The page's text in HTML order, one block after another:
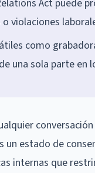
Act puede
violaciones
como
una sola parte en
estado de
internas que